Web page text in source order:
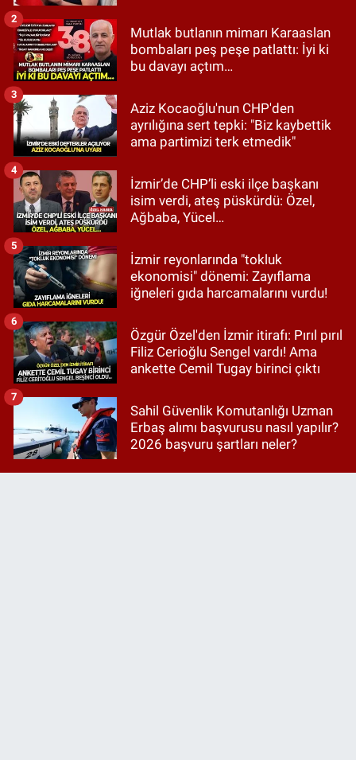
Mutlak butlanın mimarı Karaaslan
bombaları peş peşe patlattı: İyi ki
bu davayı açtım…
2
Aziz Kocaoğlu'nun CHP'den
ayrılığına sert tepki: "Biz kaybettik
ama partimizi terk etmedik"
3
İzmir’de CHP’li eski ilçe başkanı
isim verdi, ateş püskürdü: Özel,
Ağbaba, Yücel…
4
İzmir reyonlarında "tokluk
ekonomisi" dönemi: Zayıflama
iğneleri gıda harcamalarını vurdu!
5
Özgür Özel'den İzmir itirafı: Pırıl pırıl
Filiz Cerioğlu Sengel vardı! Ama
ankette Cemil Tugay birinci çıktı
6
Sahil Güvenlik Komutanlığı Uzman
Erbaş alımı başvurusu nasıl yapılır?
2026 başvuru şartları neler?
7